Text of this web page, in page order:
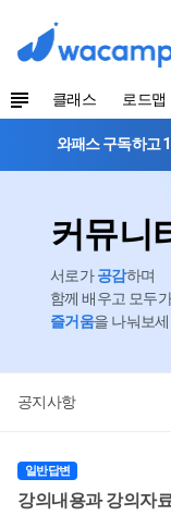
클래스 로드맵
와패스 구독하고
커뮤니
서로가공감하며
함께 배우고 모두
즐거움을 나눠보
공지사항
일반답변
강의내용과 강의자